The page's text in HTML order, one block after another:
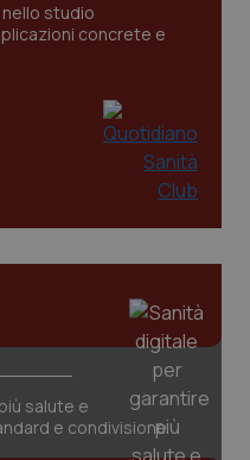
studio
concrete e
salute e
e condivisione
www.quotidianosanita.it
www.quotidianosanita.it